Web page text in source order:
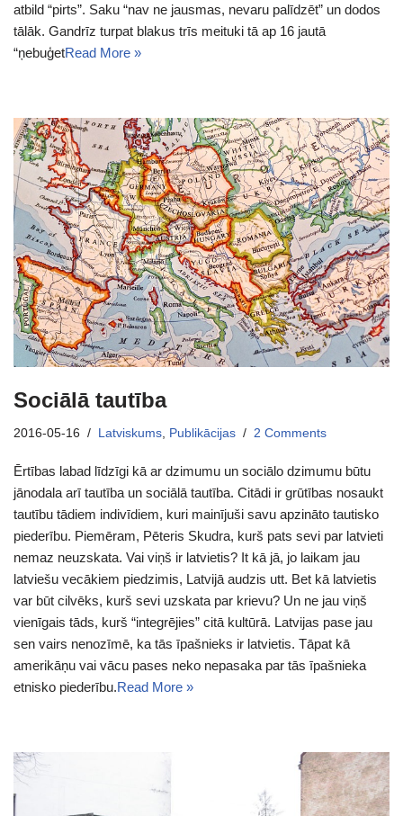
atbild “pirts”. Saku “nav ne jausmas, nevaru palīdzēt” un dodos
tālāk. Gandrīz turpat blakus trīs meituki tā ap 16 jautā
“ņebuģetRead More »
Sociālā tautība
2016-05-16 Latviskums, Publikācijas 2 Comments
Ērtības labad līdzīgi kā ar dzimumu un sociālo dzimumu būtu
jānodala arī tautība un sociālā tautība. Citādi ir grūtības nosaukt
tautību tādiem indivīdiem, kuri mainījuši savu apzināto tautisko
piederību. Piemēram, Pēteris Skudra, kurš pats sevi par latvieti
nemaz neuzskata. Vai viņš ir latvietis? It kā jā, jo laikam jau
latviešu vecākiem piedzimis, Latvijā audzis utt. Bet kā latvietis
var būt cilvēks, kurš sevi uzskata par krievu? Un ne jau viņš
vienīgais tāds, kurš “integrējies” citā kultūrā. Latvijas pase jau
sen vairs nenozīmē, ka tās īpašnieks ir latvietis. Tāpat kā
amerikāņu vai vācu pases neko nepasaka par tās īpašnieka
etnisko piederību.Read More »